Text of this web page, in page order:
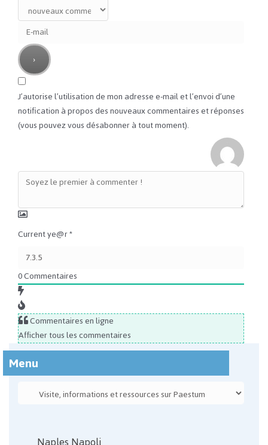
J’autorise l’utilisation de mon adresse e-mail et l’envoi d’une
notification à propos des nouveaux commentaires et réponses
(vous pouvez vous désabonner à tout moment).
Current ye@r*
0Commentaires
Commentaires en ligne
Afficher tous les commentaires
Menu